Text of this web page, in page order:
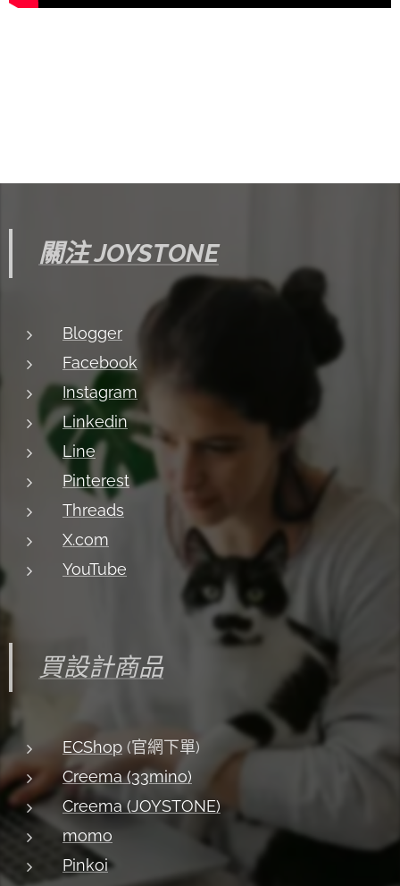
關注 JOYSTONE
Blogger
Facebook
Instagram
Linkedin
Line
Pinterest
Threads
X.com
YouTube
買設計商品
ECShop (官網下單)
Creema (33mino)
Creema (JOYSTONE)
momo
Pinkoi